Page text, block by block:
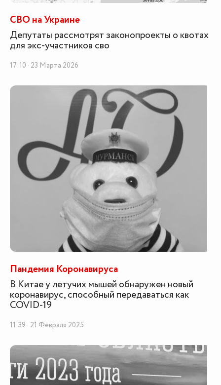
СВО на Украине
Депутаты рассмотрят законопроекты о квотах
для экс-участников сво
17:10 · 23 Марта 2026
Пандемия Коронавируса
В Китае у летучих мышей обнаружен новый
коронавирус, способный передаваться как
COVID-19
11:39 · 21 Февраля 2025